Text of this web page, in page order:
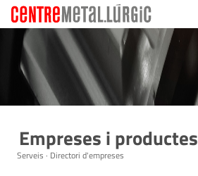
Empreses i productes
Serveis · Directori d'empreses